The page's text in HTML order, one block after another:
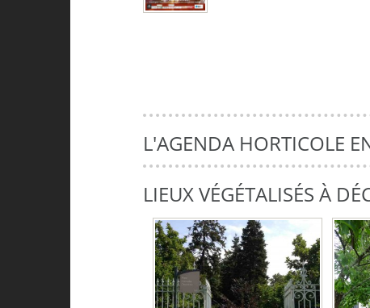
L'AGENDA HORTICOLE
LIEUX VÉGÉTALISÉS À